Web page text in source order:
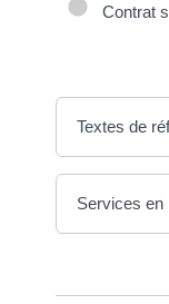
Contrat
Textes de
Services en